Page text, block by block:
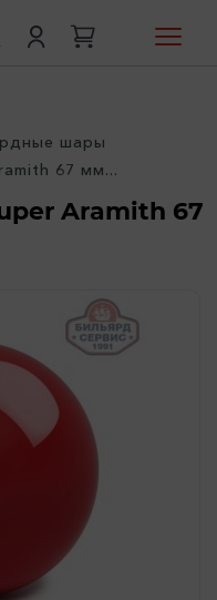
шары
67 мм...
Aramith 67